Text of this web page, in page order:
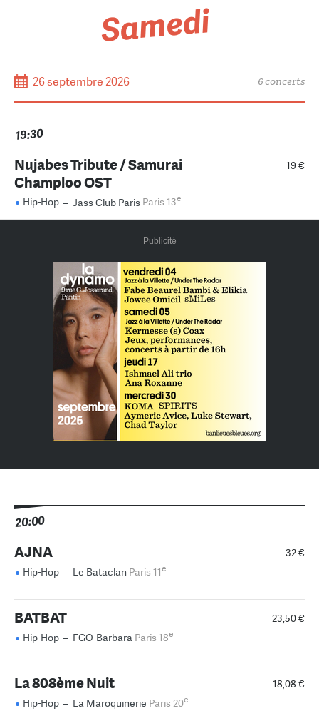
Samedi
26 septembre 2026 6 concerts
19:30
19 €
Nujabes Tribute / Samurai
Champloo OST
Hip-Hop – Jass Club Paris Paris 13e
Publicité
20:00
32 €
AJNA
Hip-Hop – Le Bataclan Paris 11e
23,50 €
BATBAT
Hip-Hop – FGO-Barbara Paris 18e
18,08 €
La 808ème Nuit
Hip-Hop – La Maroquinerie Paris 20e